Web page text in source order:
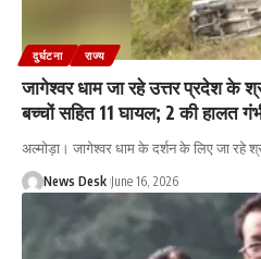
दुर्घटना राज्य
जागेश्वर धाम जा रहे उत्तर प्रदेश के
बच्चों सहित 11 घायल; 2 की हालत
अल्मोड़ा। जागेश्वर धाम के दर्शन के लिए जा रहे
News Desk June 16, 2026